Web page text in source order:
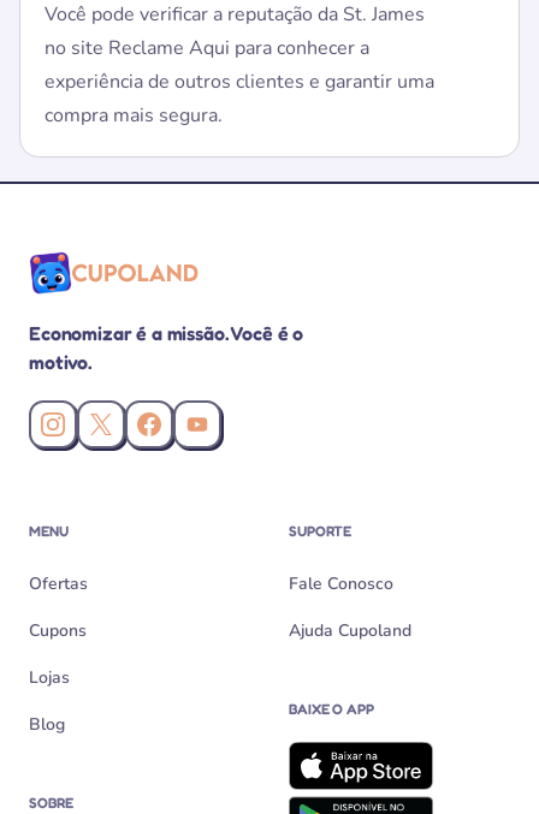
Você pode verificar a reputação da St. James
no site Reclame Aqui para conhecer a
experiência de outros clientes e garantir uma
compra mais segura.
Economizar é a missão. Você é o
motivo.
Instagram da Cupoland
X (Twitter) da Cupoland
Facebook da Cupoland
Canal da Cupoland no YouTube
MENU
Ofertas
Cupons
Lojas
Blog
SOBRE
SUPORTE
Fale Conosco
Ajuda Cupoland
BAIXE O APP